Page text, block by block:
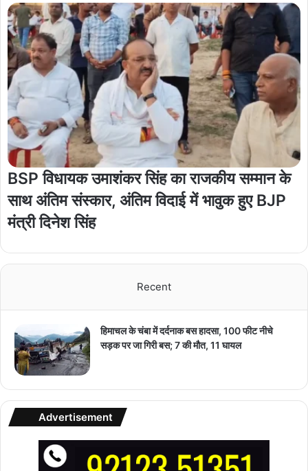
BSP विधायक उमाशंकर सिंह का राजकीय सम्मान के
साथ अंतिम संस्कार, अंतिम विदाई में भावुक हुए BJP
मंत्री दिनेश सिंह
Recent
हिमाचल के चंबा में दर्दनाक बस हादसा, 100 फीट नीचे
सड़क पर जा गिरी बस; 7 की मौत, 11 घायल
Advertisement